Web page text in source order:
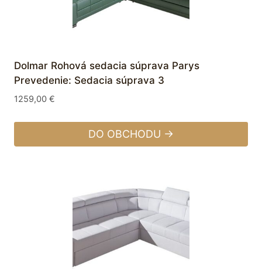
Dolmar Rohová sedacia súprava Parys
Prevedenie: Sedacia súprava 3
1259,00 €
DO OBCHODU →